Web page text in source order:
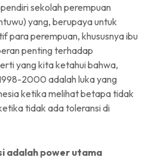
sekolah perempuan
yang, berupaya untuk
para perempuan, khususnya ibu
penting terhadap
yang kita ketahui bahwa,
2000 adalah luka yang
ketika melihat betapa tidak
tidak ada toleransi di
adalah power utama